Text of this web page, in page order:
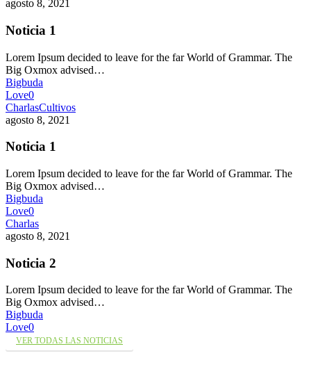
agosto 8, 2021
Noticia 1
Lorem Ipsum decided to leave for the far World of Grammar. The
Big Oxmox advised…
Bigbuda
Love0
CharlasCultivos
agosto 8, 2021
Noticia 1
Lorem Ipsum decided to leave for the far World of Grammar. The
Big Oxmox advised…
Bigbuda
Love0
Charlas
agosto 8, 2021
Noticia 2
Lorem Ipsum decided to leave for the far World of Grammar. The
Big Oxmox advised…
Bigbuda
Love0
VER TODAS LAS NOTICIAS